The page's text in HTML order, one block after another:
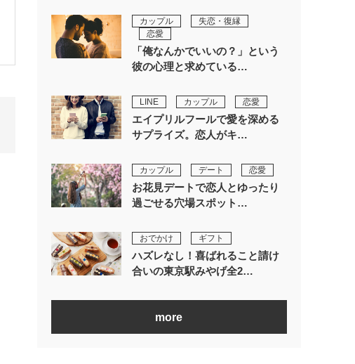
カップル
失恋・復縁
恋愛
「俺なんかでいいの？」という
彼の心理と求めている…
LINE カップル 恋愛
エイプリルフールで愛を深める
サプライズ。恋人がキ…
カップル デート 恋愛
お花見デートで恋人とゆったり
過ごせる穴場スポット…
おでかけ ギフト
ハズレなし！喜ばれること請け
合いの東京駅みやげ全2…
more